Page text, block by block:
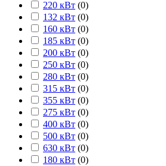
220 кВт (0)
132 кВт (0)
160 кВт (0)
185 кВт (0)
200 кВт (0)
250 кВт (0)
280 кВт (0)
315 кВт (0)
355 кВт (0)
275 кВт (0)
400 кВт (0)
500 кВт (0)
630 кВт (0)
180 кВт (0)